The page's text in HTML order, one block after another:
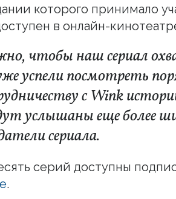
которого принимало
в онлайн-
чтобы наш сериал
успели посмотреть
с Wink
услышаны еще более
сериала.
серий доступны
.